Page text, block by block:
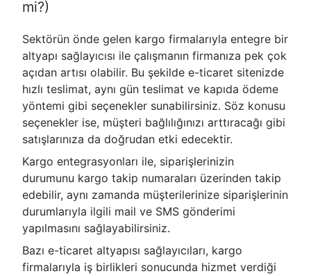
mi?)
Sektörün önde gelen kargo firmalarıyla entegre bir
altyapı sağlayıcısı ile çalışmanın firmanıza pek çok
açıdan artısı olabilir. Bu şekilde e-ticaret sitenizde
hızlı teslimat, aynı gün teslimat ve kapıda ödeme
yöntemi gibi seçenekler sunabilirsiniz. Söz konusu
seçenekler ise, müşteri bağlılığınızı arttıracağı gibi
satışlarınıza da doğrudan etki edecektir.
Kargo entegrasyonları ile, siparişlerinizin
durumunu kargo takip numaraları üzerinden takip
edebilir, aynı zamanda müşterilerinize siparişlerinin
durumlarıyla ilgili mail ve SMS gönderimi
yapılmasını sağlayabilirsiniz.
Bazı e-ticaret altyapısı sağlayıcıları, kargo
firmalarıyla iş birlikleri sonucunda hizmet verdiği